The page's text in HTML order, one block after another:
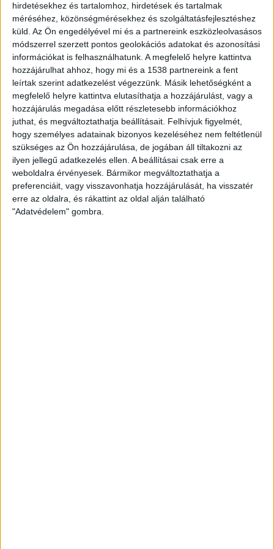
hirdetésekhez és tartalomhoz, hirdetések és tartalmak
méréséhez, közönségmérésekhez és szolgáltatásfejlesztéshez
küld. Az Ön engedélyével mi és a partnereink eszközleolvasásos
módszerrel szerzett pontos geolokációs adatokat és azonosítási
információkat is felhasználhatunk. A megfelelő helyre kattintva
hozzájárulhat ahhoz, hogy mi és a 1538 partnereink a fent
leírtak szerint adatkezelést végezzünk. Másik lehetőségként a
megfelelő helyre kattintva elutasíthatja a hozzájárulást, vagy a
hozzájárulás megadása előtt részletesebb információkhoz
juthat, és megváltoztathatja beállításait. Felhívjuk figyelmét,
hogy személyes adatainak bizonyos kezeléséhez nem feltétlenül
szükséges az Ön hozzájárulása, de jogában áll tiltakozni az
ilyen jellegű adatkezelés ellen. A beállításai csak erre a
weboldalra érvényesek. Bármikor megváltoztathatja a
preferenciáit, vagy visszavonhatja hozzájárulását, ha visszatér
erre az oldalra, és rákattint az oldal alján található
"Adatvédelem" gombra.
A World Wildlife Fund (WWF) reményének adott
hangot, hogy a döntés új sztenderdet állít az
élelmiszeriparban és más cégek is követni fogják a
McDonalds példáját.
Az Aggódó Tudósok Szervezete (UCS) egyik
összesítésében már jelezte, hogy a gyorsétterem-
szektor jócskán lemaradt más ágazatoktól abbéli
törekvésében, hogy termékeiben csakis erdőirtás-
mentes pálmaolajat használjon, jelentette a
Reuters. Mint ismeretes, korábban a Nestlé KitKat
csokijának renoméja is besározódott azzal a
Greenpeace-kampánnyal, mely arra hívta fel a
figyelmet, hogy az édességhez szükséges pálmaolajat